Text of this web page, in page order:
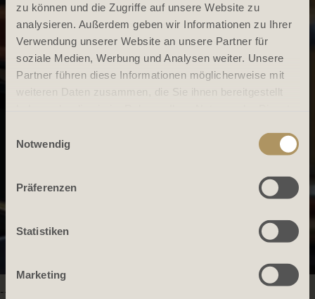
zu können und die Zugriffe auf unsere Website zu
analysieren. Außerdem geben wir Informationen zu Ihrer
Verwendung unserer Website an unsere Partner für
soziale Medien, Werbung und Analysen weiter. Unsere
Partner führen diese Informationen möglicherweise mit
weiteren Daten zusammen, die Sie ihnen bereitgestellt
Notwendig
Präferenzen
Statistiken
Marketing
-->